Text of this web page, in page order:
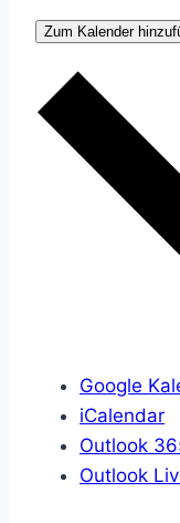
Zum Kalender
Google
iCalendar
Outlook
Outlook